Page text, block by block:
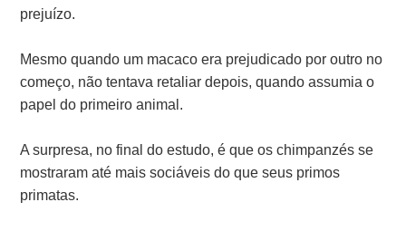
prejuízo.
Mesmo quando um macaco era prejudicado por outro no
começo, não tentava retaliar depois, quando assumia o
papel do primeiro animal.
A surpresa, no final do estudo, é que os chimpanzés se
mostraram até mais sociáveis do que seus primos
primatas.